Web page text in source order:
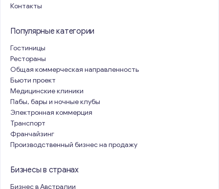
Контакты
Популярные категории
Гостиницы
Рестораны
Общая коммерческая направленность
Бьюти проект
Медицинские клиники
Пабы, бары и ночные клубы
Электронная коммерция
Транспорт
Франчайзинг
Производственный бизнес на продажу
Бизнесы в странах
Бизнес в Австралии